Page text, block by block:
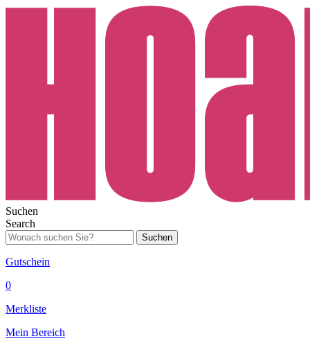
Suchen
Search
Suchen
Gutschein
0
Merkliste
Mein Bereich